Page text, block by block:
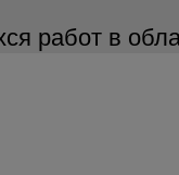
работ в